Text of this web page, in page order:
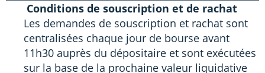
Conditions de souscription et de rachat
Les demandes de souscription et rachat sont
centralisées chaque jour de bourse avant
11h30 auprès du dépositaire et sont exécutées
sur la base de la prochaine valeur liquidative